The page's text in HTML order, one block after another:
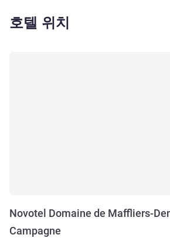
호텔 위치
Novotel Domaine de Maffliers-
Campagne